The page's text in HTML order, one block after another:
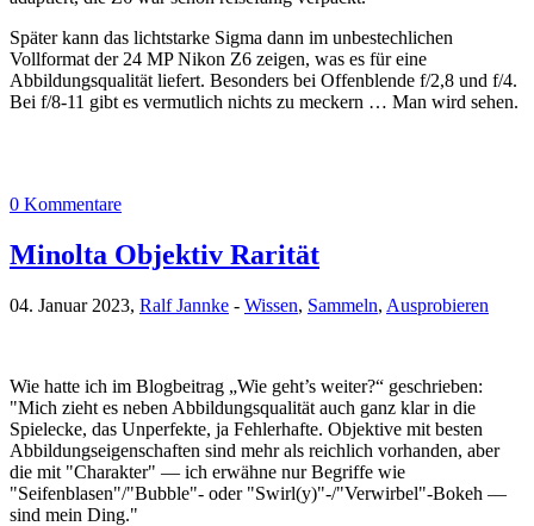
Später kann das lichtstarke Sigma dann im unbestechlichen
Vollformat der 24 MP Nikon Z6 zeigen, was es für eine
Abbildungsqualität liefert. Besonders bei Offenblende f/2,8 und f/4.
Bei f/8-11 gibt es vermutlich nichts zu meckern … Man wird sehen.
0 Kommentare
Minolta Objektiv Rarität
04. Januar 2023, Ralf Jannke - Wissen, Sammeln, Ausprobieren
Wie hatte ich im Blogbeitrag „Wie geht’s weiter?“ geschrieben:
"Mich zieht es neben Abbildungsqualität auch ganz klar in die
Spielecke, das Unperfekte, ja Fehlerhafte. Objektive mit besten
Abbildungseigenschaften sind mehr als reichlich vorhanden, aber
die mit "Charakter" — ich erwähne nur Begriffe wie
"Seifenblasen"/"Bubble"- oder "Swirl(y)"-/"Verwirbel"-Bokeh —
sind mein Ding."